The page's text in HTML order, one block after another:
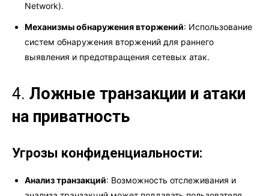
Network).
Механизмы обнаружения вторжений: Использование
систем обнаружения вторжений для раннего
выявления и предотвращения сетевых атак.
4. Ложные транзакции и атаки
на приватность
Угрозы конфиденциальности:
Анализ транзакций: Возможность отслеживания и